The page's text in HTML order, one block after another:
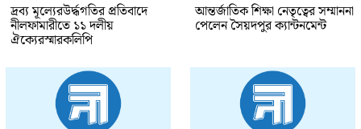
দ্রব্য মূল্যেরউর্দ্ধগতির প্রতিবাদে
নীলফামারীতে ১১ দলীয়
ঐক্যেরস্মারকলিপি
আন্তর্জাতিক শিক্ষা নেতৃত্বের সম্মাননা
পেলেন সৈয়দপুর ক্যান্টনমেন্ট